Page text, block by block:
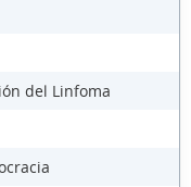
del Linfoma